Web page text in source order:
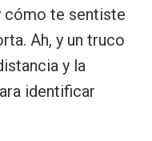
cómo te sentiste
Ah, y un truco
y la
identificar